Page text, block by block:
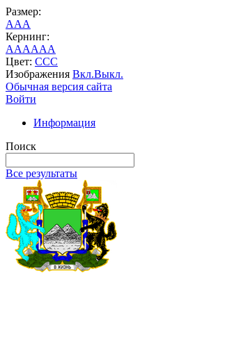
Размер:
AAA
Кернинг:
AAAAAA
Цвет: CCC
Изображения Вкл.Выкл.
Обычная версия сайта
Войти
Информация
Поиск
Все результаты